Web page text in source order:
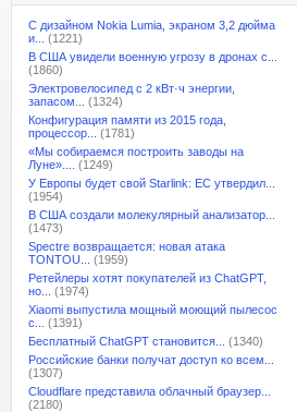
С дизайном Nokia Lumia, экраном 3,2 дюйма
и...
(1221)
В США увидели военную угрозу в дронах с...
(1860)
Электровелосипед с 2 кВт·ч энергии,
запасом...
(1324)
Конфигурация памяти из 2015 года,
процессор...
(1781)
«Мы собираемся построить заводы на
Луне»....
(1249)
У Европы будет свой Starlink: ЕС утвердил...
(1954)
В США создали молекулярный анализатор...
(1473)
Spectre возвращается: новая атака
TONTOU...
(1959)
Ретейлеры хотят покупателей из ChatGPT,
но...
(1974)
Xiaomi выпустила мощный моющий пылесос
с...
(1391)
Бесплатный ChatGPT становится...
(1340)
Российские банки получат доступ ко всем...
(1307)
Cloudflare представила облачный браузер...
(2180)